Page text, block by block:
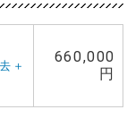
＋
660,000
円